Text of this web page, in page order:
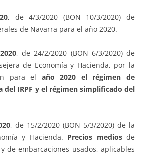
, de 4/3/2020 (BON 10/3/2020) de
de Navarra para el año 2020.
, de 24/2/2020 (BON 6/3/2020) de
de Economía y Hacienda, por la
para el año 2020 el régimen de
del IRPF y el régimen simplificado del
, de 15/2/2020 (BON 5/3/2020) de la
y Hacienda. Precios mediosde
de embarcaciones usados, aplicables